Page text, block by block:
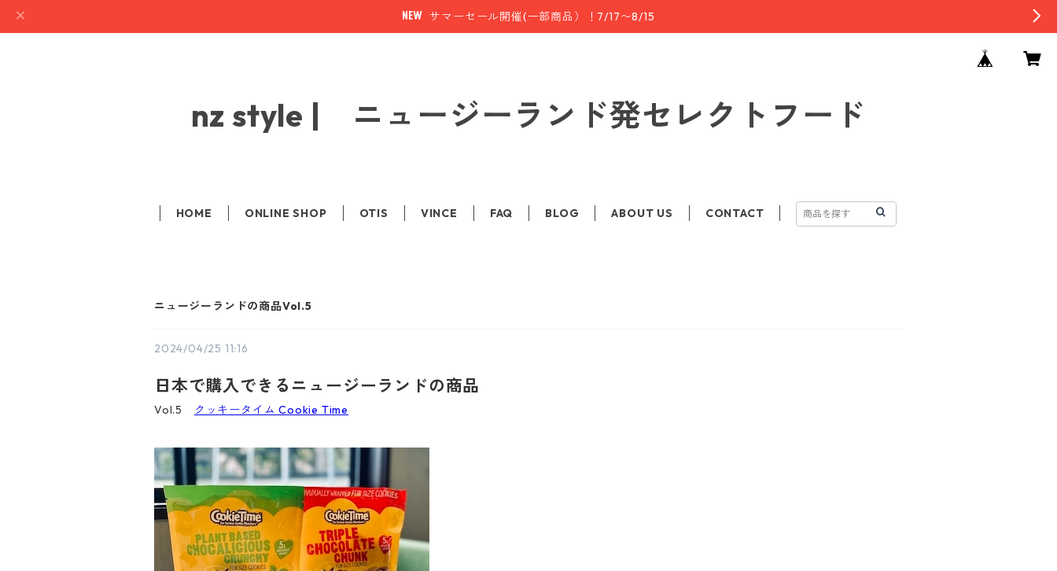
サマーセール開催(一部商品）！7/17〜8/15
nz style | ニュージーランド発セレクトフード
HOME ONLINE SHOP OTIS VINCE FAQ BLOG ABOUT US CONTACT
ニュージーランドの商品Vol.5
2024/04/25 11:16
日本で購入できるニュージーランドの商品
Vol.5 クッキータイム Cookie Time